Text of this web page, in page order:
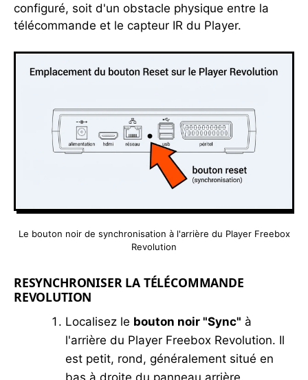
configuré, soit d'un obstacle physique entre la
télécommande et le capteur IR du Player.
Le bouton noir de synchronisation à l'arrière du Player Freebox
Revolution
RESYNCHRONISER LA TÉLÉCOMMANDE
REVOLUTION
Localisez le bouton noir "Sync" à
l'arrière du Player Freebox Revolution. Il
est petit, rond, généralement situé en